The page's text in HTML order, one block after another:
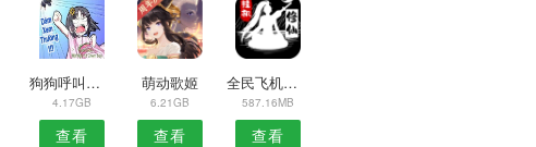
狗狗呼叫喵星
4.17GB
查看
萌动歌姬
6.21GB
查看
全民飞机大战
587.16MB
查看